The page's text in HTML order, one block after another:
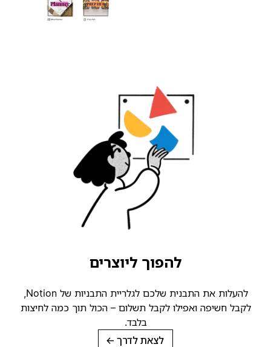
להפוך ליוצרים
להעלות את התבנית שלכם לגלריית התבניות של Notion,
לקבל חשיפה ואפילו לקבל תשלום – הכול תוך כמה לחיצות
בלבד.
לצאת לדרך→